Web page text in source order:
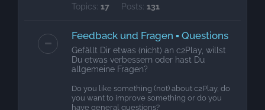
Topics: 17 Posts: 131
Feedback und Fragen ▪ Questions
Gefällt Dir etwas (nicht) an c2Play, willst
Du etwas verbessern oder hast Du
allgemeine Fragen?
Do you like something (not) about c2Play, do
you want to improve something or do you
have general questions?